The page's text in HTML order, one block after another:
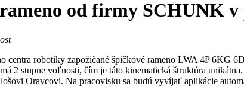
od firmy SCHUNK
centra robotiky zapožičané špičkové rameno LWA 4P
2 stupne voľnosti, čím je táto kinematická štruktúra
Oravcovi. Na pracovisku sa budú vyvíjať aplikácie